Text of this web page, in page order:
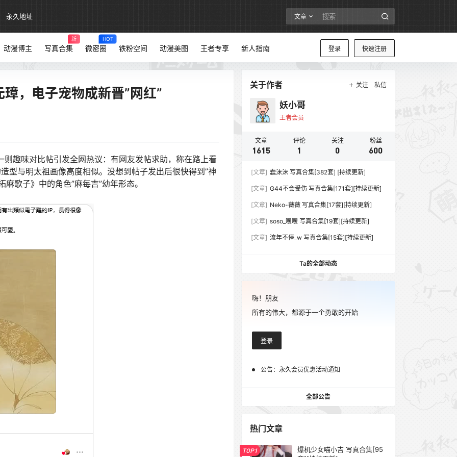
永久地址 文章
登录 快速注册
动漫博主 写真合集
新
微密圈
HOT
铁粉空间 动漫美图 王者专享 新人指南
，电子宠物成新晋”网红”
味对比帖引发全网热议：有网友发帖求助，称在路上看
型与明太祖画像高度相似。没想到帖子发出后很快得到”神
歌子》中的角色”麻每吉”幼年形态。
关于作者 关注 私信
妖小哥
王者会员
文章
1615
评论
1
关注
0
粉丝
600
[文章] 蠢沫沫 写真合集[382套] [持续更新]
[文章] G44不会受伤 写真合集[171套][持续更新]
[文章] Neko-薇薇 写真合集[17套][持续更新]
[文章] soso_嗖嗖 写真合集[19套][持续更新]
[文章] 流年不停_w 写真合集[15套][持续更新]
Ta的全部动态
嗨！朋友
所有的伟大，都源于一个勇敢的开始
登录
公告： 永久会员优惠活动通知
全部公告
热门文章
TOP1
爆机少女喵小吉 写真合集[95